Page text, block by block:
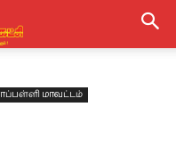
மாவட்டம்